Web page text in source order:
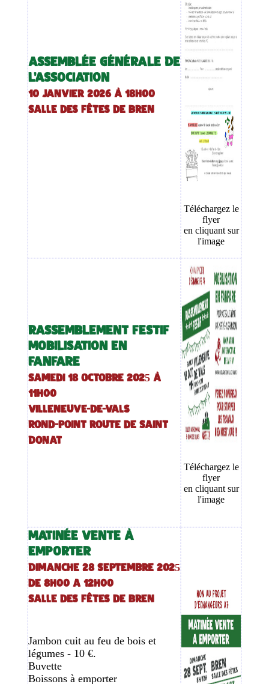
ASSEMBLÉE GÉNÉRALE DE
L'ASSOCIATION
10 janvier 2026 à 18h00
Salle des fêtes de Bren
Téléchargez le
flyer
en cliquant sur
l'image
RASSEMBLEMENT FESTIF
MOBILISATION EN
FANFARE
Samedi 18 octobre 2025 à
11h00
Villeneuve-de-Vals
Rond-point route de Saint
Donat
Téléchargez le
flyer
en cliquant sur
l'image
MATINÉE VENTE À
EMPORTER
Dimanche 28 septembre 2025
de 8h00 a 12h00
Salle des fêtes de Bren
Jambon cuit au feu de bois et
légumes - 10 €.
Buvette
Boissons à emporter